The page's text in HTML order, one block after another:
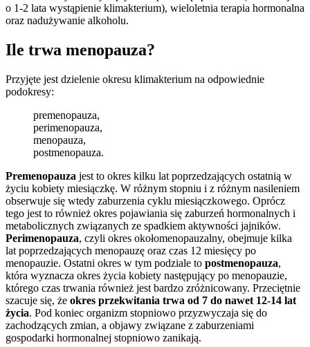
o 1-2 lata wystąpienie klimakterium), wieloletnia terapia hormonalna
oraz nadużywanie alkoholu.
Ile trwa menopauza?
Przyjęte jest dzielenie okresu klimakterium na odpowiednie
podokresy:
premenopauza,
perimenopauza,
menopauza,
postmenopauza.
Premenopauza jest to okres kilku lat poprzedzających ostatnią w
życiu kobiety miesiączkę. W różnym stopniu i z różnym nasileniem
obserwuje się wtedy zaburzenia cyklu miesiączkowego. Oprócz
tego jest to również okres pojawiania się zaburzeń hormonalnych i
metabolicznych związanych ze spadkiem aktywności jajników.
Perimenopauza, czyli okres okołomenopauzalny, obejmuje kilka
lat poprzedzających menopauzę oraz czas 12 miesięcy po
menopauzie. Ostatni okres w tym podziale to postmenopauza,
która wyznacza okres życia kobiety następujący po menopauzie,
którego czas trwania również jest bardzo zróżnicowany. Przeciętnie
szacuje się, że okres przekwitania trwa od 7 do nawet 12-14 lat
życia. Pod koniec organizm stopniowo przyzwyczaja się do
zachodzących zmian, a objawy związane z zaburzeniami
gospodarki hormonalnej stopniowo zanikają.